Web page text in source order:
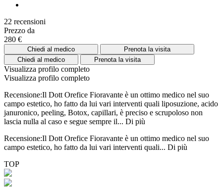
22 recensioni
Prezzo da
280 €
Chiedi al medico
Prenota la visita
Chiedi al medico
Prenota la visita
Visualizza profilo completo
Visualizza profilo completo
Recensione:Il Dott Orefice Fioravante è un ottimo medico nel suo
campo estetico, ho fatto da lui vari interventi quali liposuzione, acido
januronico, peeling, Botox, capillari, è preciso e scrupoloso non
lascia nulla al caso e segue sempre il... Di più
Recensione:Il Dott Orefice Fioravante è un ottimo medico nel suo
campo estetico, ho fatto da lui vari interventi quali... Di più
TOP